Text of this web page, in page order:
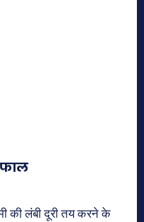
की लंबी दूरी तय करने के